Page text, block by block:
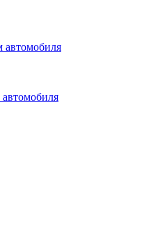
автомобиля
автомобиля